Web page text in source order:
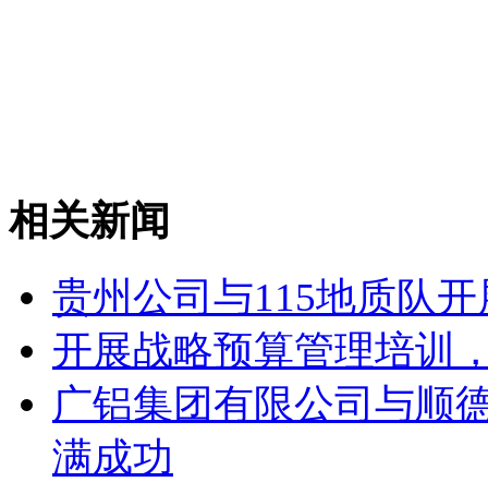
相关新闻
贵州公司与115地质队
开展战略预算管理培训
广铝集团有限公司与顺
满成功